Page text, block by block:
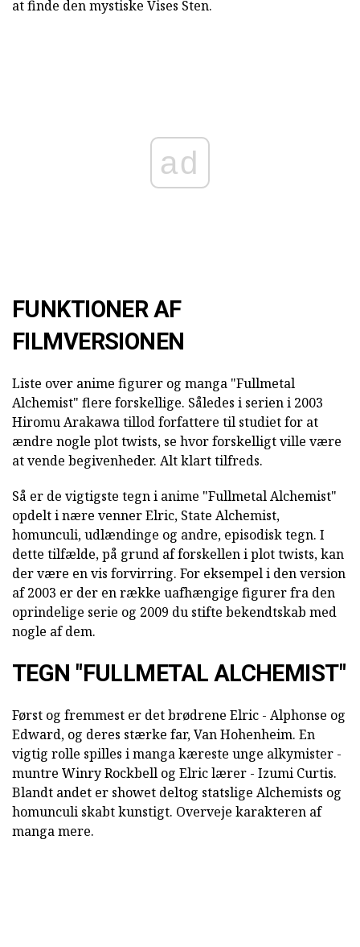
at finde den mystiske Vises Sten.
ad
FUNKTIONER AF
FILMVERSIONEN
Liste over anime figurer og manga "Fullmetal
Alchemist" flere forskellige. Således i serien i 2003
Hiromu Arakawa tillod forfattere til studiet for at
ændre nogle plot twists, se hvor forskelligt ville være
at vende begivenheder. Alt klart tilfreds.
Så er de vigtigste tegn i anime "Fullmetal Alchemist"
opdelt i nære venner Elric, State Alchemist,
homunculi, udlændinge og andre, episodisk tegn. I
dette tilfælde, på grund af forskellen i plot twists, kan
der være en vis forvirring. For eksempel i den version
af 2003 er der en række uafhængige figurer fra den
oprindelige serie og 2009 du stifte bekendtskab med
nogle af dem.
TEGN "FULLMETAL ALCHEMIST"
Først og fremmest er det brødrene Elric - Alphonse og
Edward, og deres stærke far, Van Hohenheim. En
vigtig rolle spilles i manga kæreste unge alkymister -
muntre Winry Rockbell og Elric lærer - Izumi Curtis.
Blandt andet er showet deltog statslige Alchemists og
homunculi skabt kunstigt. Overveje karakteren af
manga mere.